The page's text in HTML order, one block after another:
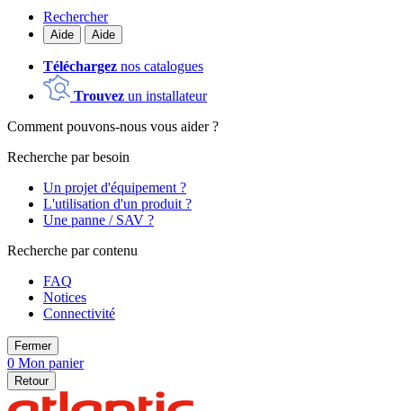
Rechercher
Aide Aide
Téléchargez nos catalogues
Trouvez un installateur
Comment pouvons-nous vous aider ?
Recherche par besoin
Un projet d'équipement ?
L'utilisation d'un produit ?
Une panne / SAV ?
Recherche par contenu
FAQ
Notices
Connectivité
Fermer
0 Mon panier
Retour